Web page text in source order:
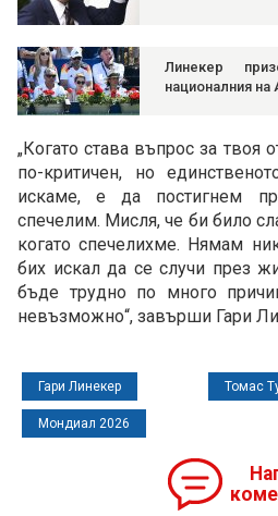
Линекер
националния на
„Когато става въпрос за
по-критичен, но
искаме, е да постигнем
спечелим. Мисля, че би било
когато спечелихме. Нямам
бих искал да се случи през
бъде трудно по много
невъзможно“, завърши Гари
Гари Линекер Томас
Мондиал 2026